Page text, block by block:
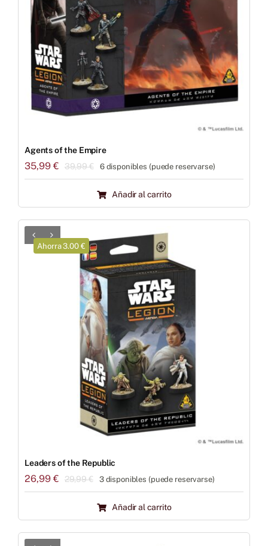
Agents of the Empire
39,99€El
original
era:
35,99€
El
actual
es:
6 disponibles (puede reservarse)
Añadir al carrito
Ahorra 3.00 €
Leaders of the Republic
29,99€El
original
era:
26,99€
El
actual
es:
3 disponibles (puede reservarse)
Añadir al carrito